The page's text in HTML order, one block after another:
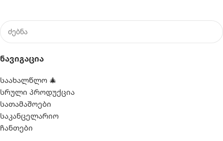
Ნავიგაცია
საახალწლო 🎄
სრული პროდუქცია
სათამაშოები
საკანცელარიო
ჩანთები